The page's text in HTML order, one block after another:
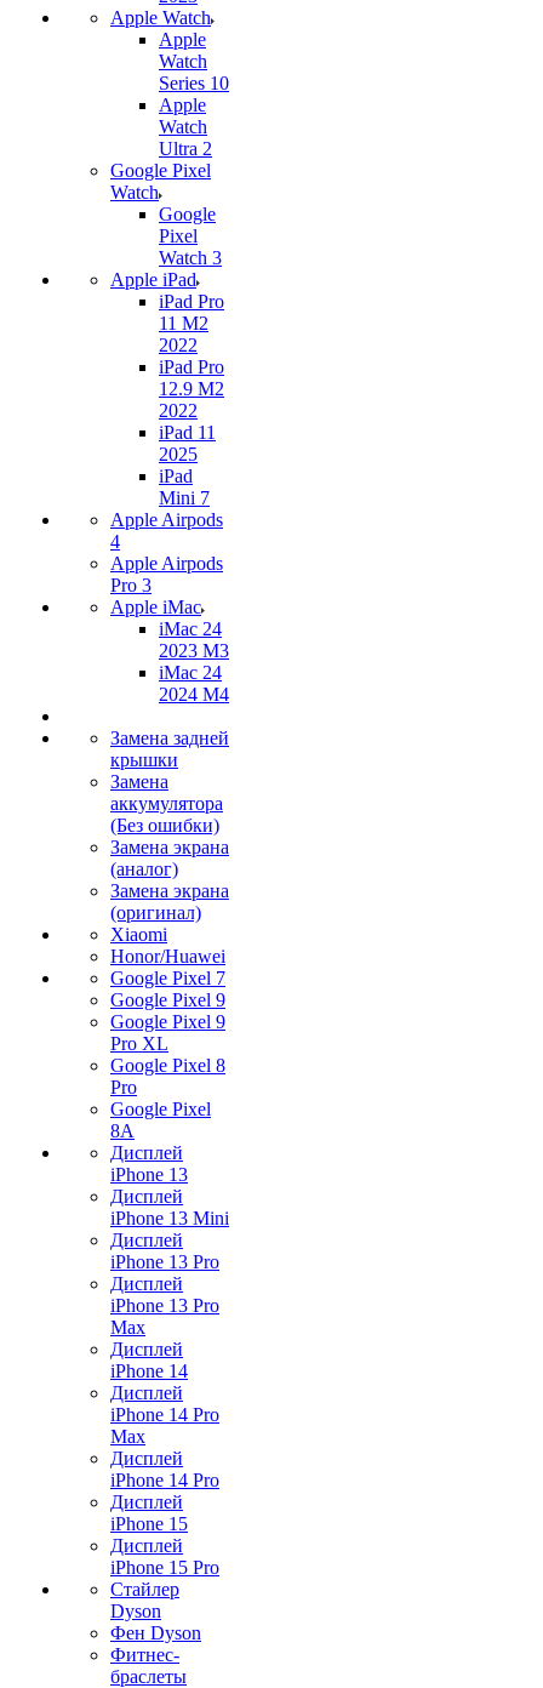
Apple Watch
Apple
Watch
Series 10
Apple
Watch
Ultra 2
Google Pixel
Watch
Google
Pixel
Watch 3
Apple iPad
iPad Pro
11 M2
2022
iPad Pro
12.9 M2
2022
iPad 11
2025
iPad
Mini 7
Apple Airpods
4
Apple Airpods
Pro 3
Apple iMac
iMac 24
2023 M3
iMac 24
2024 M4
Замена задней
крышки
Замена
аккумулятора
(Без ошибки)
Замена экрана
(аналог)
Замена экрана
(оригинал)
Xiaomi
Honor/Huawei
Google Pixel 7
Google Pixel 9
Google Pixel 9
Pro XL
Google Pixel 8
Pro
Google Pixel
8A
Дисплей
iPhone 13
Дисплей
iPhone 13 Mini
Дисплей
iPhone 13 Pro
Дисплей
iPhone 13 Pro
Max
Дисплей
iPhone 14
Дисплей
iPhone 14 Pro
Max
Дисплей
iPhone 14 Pro
Дисплей
iPhone 15
Дисплей
iPhone 15 Pro
Стайлер
Dyson
Фен Dyson
Фитнес-
браслеты